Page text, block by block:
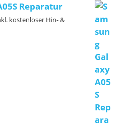
Reparatur
kostenloser Hin- &